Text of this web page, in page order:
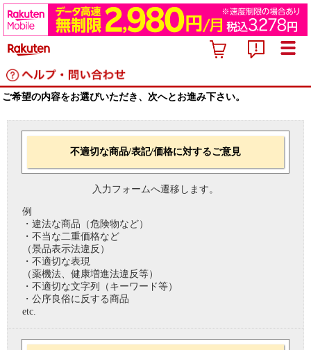
ご希望の内容をお選びいただき、次へとお進み下さい。
不適切な商品/表記/価格に対するご意見
入力フォームへ遷移します。
例
・違法な商品（危険物など）
・不当な二重価格など
（景品表示法違反）
・不適切な表現
（薬機法、健康増進法違反等）
・不適切な文字列（キーワード等）
・公序良俗に反する商品
etc.